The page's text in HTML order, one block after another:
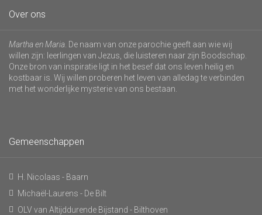
Over ons
Martha en Maria . De naam van onze parochie geeft aan wie wij
willen zijn: leerlingen van Jezus, die luisteren naar zijn Boodschap.
Onze bron van inspiratie ligt in het besef dat ons leven heilig en
kostbaar is. Wij willen proberen het leven van alledag te verbinden
met het wonderlijke mysterie van ons bestaan.
Gemeenschappen
H. Nicolaas - Baarn
Michaël-Laurens - De Bilt
OLV van Altijddurende Bijstand - Bilthoven